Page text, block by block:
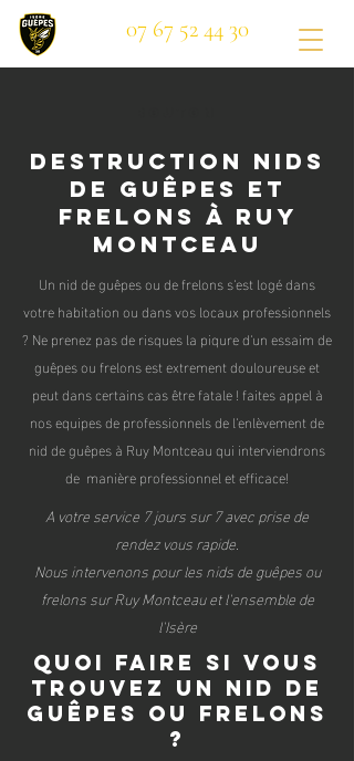
07 67 52 44 30
Destruction nids
de guêpes et
frelons à Ruy
Montceau
Un nid de guêpes ou de frelons s'est logé dans
votre habitation ou dans vos locaux professionnels
? Ne prenez pas de risques la piqure d'un essaim de
guêpes ou frelons est extrement douloureuse et
peut dans certains cas être fatale ! faites appel à
nos equipes de professionnels de l'enlèvement de
nid de guêpes à Ruy Montceau qui interviendrons
de manière professionnel et efficace!
A votre service 7 jours sur 7 avec prise de
rendez vous rapide.
Nous intervenons pour les nids de guêpes ou
frelons sur Ruy Montceau et l'ensemble de
l'Isère
quoi faire si vous
trouvez un nid de
guêpes ou frelons
?